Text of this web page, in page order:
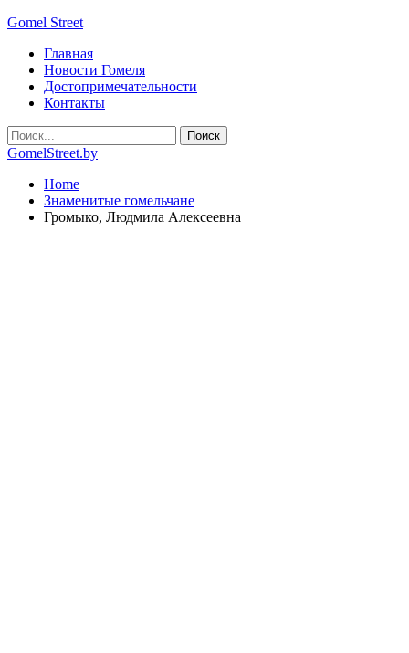
Gomel Street
Главная
Новости Гомеля
Достопримечательности
Контакты
GomelStreet.by
Home
Знаменитые гомельчане
Громыко, Людмила Алексеевна